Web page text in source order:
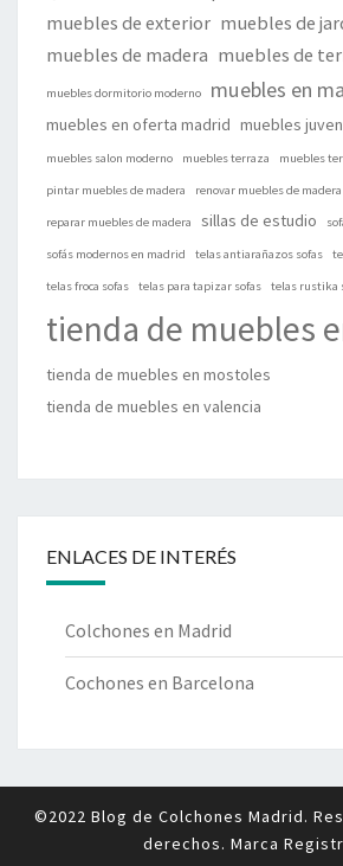
muebles de exterior muebles de
muebles de madera muebles de
muebles dormitorio moderno muebles en
muebles en oferta madrid muebles
muebles salon moderno muebles terraza muebles
pintar muebles de madera renovar muebles de madera
reparar muebles de madera sillas de estudio
sofás modernos en madrid telas antiarañazos sofas
telas froca sofas telas para tapizar sofas telas rustika
tienda de muebles
tienda de muebles en mostoles
tienda de muebles en valencia
ENLACES DE INTERÉS
Colchones en Madrid
Cochones en Barcelona
©2022 Blog de Colchones Madrid.
derechos. Marca